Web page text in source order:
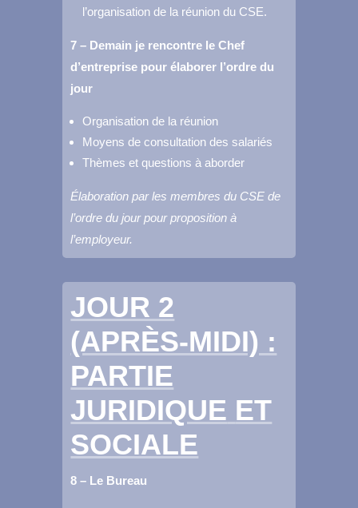
l’organisation de la réunion du CSE.
7 – Demain je rencontre le Chef
d’entreprise pour élaborer l’ordre du
jour
Organisation de la réunion
Moyens de consultation des salariés
Thèmes et questions à aborder
Élaboration par les membres du CSE de
l’ordre du jour pour proposition à
l’employeur.
JOUR 2
(APRÈS-MIDI) :
PARTIE
JURIDIQUE ET
SOCIALE
8 – Le Bureau